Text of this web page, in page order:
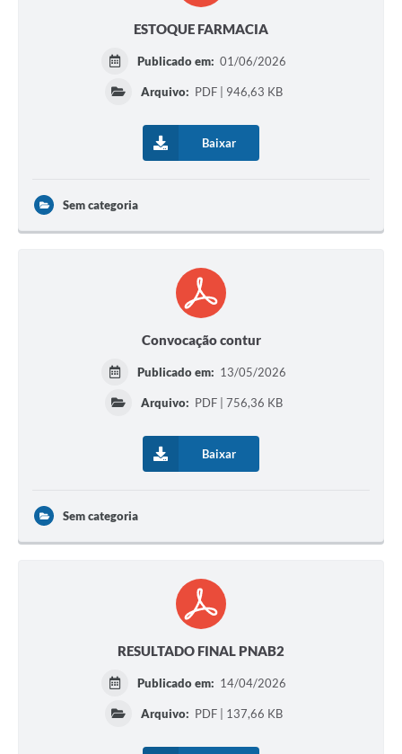
ESTOQUE FARMACIA
Publicado em: 01/06/2026
Arquivo: PDF | 946,63 KB
Baixar
Sem categoria
Convocação contur
Publicado em: 13/05/2026
Arquivo: PDF | 756,36 KB
Baixar
Sem categoria
RESULTADO FINAL PNAB2
Publicado em: 14/04/2026
Arquivo: PDF | 137,66 KB